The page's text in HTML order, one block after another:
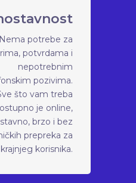
Nema potrebe za
potvrdama i
nepotrebnim
pozivima.
što vam treba
je online,
brzo i bez
prepreka za
krajnjeg korisnika.